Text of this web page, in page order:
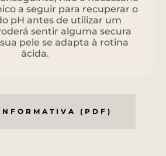
a seguir para recuperar o
pH antes de utilizar um
sentir alguma secura
pele se adapta à rotina
ácida.
(PDF)